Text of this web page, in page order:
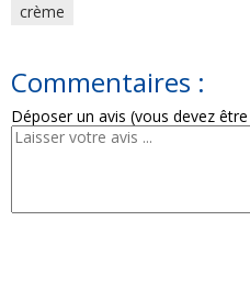
crème
Commentaires :
Déposer un avis (vous devez